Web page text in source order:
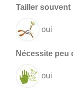
oui
oui